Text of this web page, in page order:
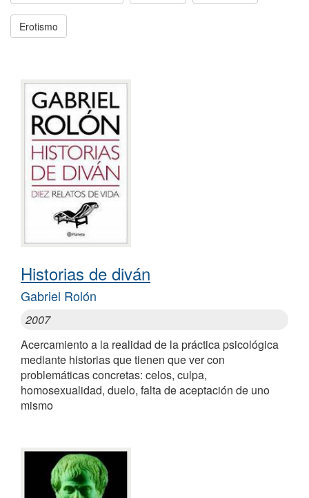
Erotismo
Historias de diván
Gabriel Rolón
2007
Acercamiento a la realidad de la práctica psicológica
mediante historias que tienen que ver con
problemáticas concretas: celos, culpa,
homosexualidad, duelo, falta de aceptación de uno
mismo